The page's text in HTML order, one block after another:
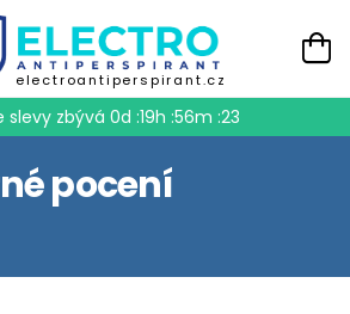
electroantiperspirant.cz
slevy zbývá 0d :19h :56m :23
pocení